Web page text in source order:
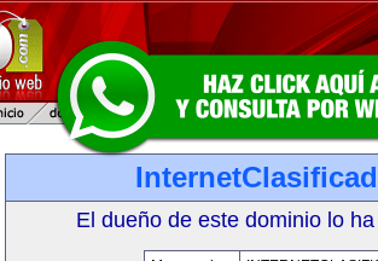
El dueño de este dominio lo